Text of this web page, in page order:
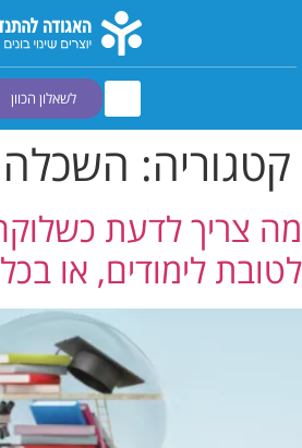
לשאלון הכוון
קטגוריה: השכלה
מה צריך לדעת
לטובת לימודים, או